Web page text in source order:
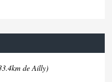
de Ailly)